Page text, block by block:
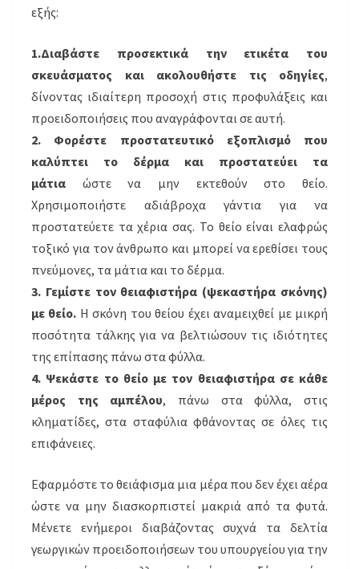
εξής:
1.Διαβάστε προσεκτικά την ετικέτα του
σκευάσματος και ακολουθήστε τις οδηγίες,
δίνοντας ιδιαίτερη προσοχή στις προφυλάξεις και
προειδοποιήσεις που αναγράφονται σε αυτή.
2. Φορέστε προστατευτικό εξοπλισμό που
καλύπτει το δέρμα και προστατεύει τα
μάτια ώστε να μην εκτεθούν στο θείο.
Χρησιμοποιήστε αδιάβροχα γάντια για να
προστατεύετε τα χέρια σας. Το θείο είναι ελαφρώς
τοξικό για τον άνθρωπο και μπορεί να ερεθίσει τους
πνεύμονες, τα μάτια και το δέρμα.
3. Γεμίστε τον θειαφιστήρα (ψεκαστήρα σκόνης)
με θείο. Η σκόνη του θείου έχει αναμειχθεί με μικρή
ποσότητα τάλκης για να βελτιώσουν τις ιδιότητες
της επίπασης πάνω στα φύλλα.
4. Ψεκάστε το θείο με τον θειαφιστήρα σε κάθε
μέρος της αμπέλου, πάνω στα φύλλα, στις
κληματίδες, στα σταφύλια φθάνοντας σε όλες τις
επιφάνειες.
Εφαρμόστε το θειάφισμα μια μέρα που δεν έχει αέρα
ώστε να μην διασκορπιστεί μακριά από τα φυτά.
Μένετε ενήμεροι διαβάζοντας συχνά τα δελτία
γεωργικών προειδοποιήσεων του υπουργείου για την